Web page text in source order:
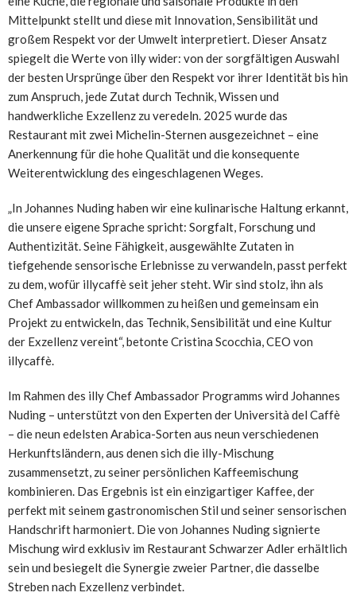
Mittelpunkt stellt und diese mit Innovation, Sensibilität und
großem Respekt vor der Umwelt interpretiert. Dieser Ansatz
spiegelt die Werte von illy wider: von der sorgfältigen Auswahl
der besten Ursprünge über den Respekt vor ihrer Identität bis hin
zum Anspruch, jede Zutat durch Technik, Wissen und
handwerkliche Exzellenz zu veredeln. 2025 wurde das
Restaurant mit zwei Michelin-Sternen ausgezeichnet – eine
Anerkennung für die hohe Qualität und die konsequente
Weiterentwicklung des eingeschlagenen Weges.
„In Johannes Nuding haben wir eine kulinarische Haltung erkannt,
die unsere eigene Sprache spricht: Sorgfalt, Forschung und
Authentizität. Seine Fähigkeit, ausgewählte Zutaten in
tiefgehende sensorische Erlebnisse zu verwandeln, passt perfekt
zu dem, wofür illycaffè seit jeher steht. Wir sind stolz, ihn als
Chef Ambassador willkommen zu heißen und gemeinsam ein
Projekt zu entwickeln, das Technik, Sensibilität und eine Kultur
der Exzellenz vereint“, betonte Cristina Scocchia, CEO von
illycaffè.
Im Rahmen des illy Chef Ambassador Programms wird Johannes
Nuding – unterstützt von den Experten der Università del Caffè
– die neun edelsten Arabica-Sorten aus neun verschiedenen
Herkunftsländern, aus denen sich die illy-Mischung
zusammensetzt, zu seiner persönlichen Kaffeemischung
kombinieren. Das Ergebnis ist ein einzigartiger Kaffee, der
perfekt mit seinem gastronomischen Stil und seiner sensorischen
Handschrift harmoniert. Die von Johannes Nuding signierte
Mischung wird exklusiv im Restaurant Schwarzer Adler erhältlich
sein und besiegelt die Synergie zweier Partner, die dasselbe
Streben nach Exzellenz verbindet.